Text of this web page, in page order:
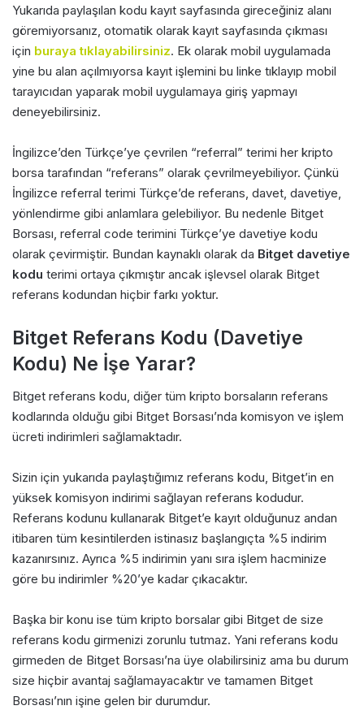
Yukarıda paylaşılan kodu kayıt sayfasında gireceğiniz alanı
göremiyorsanız, otomatik olarak kayıt sayfasında çıkması
için buraya tıklayabilirsiniz. Ek olarak mobil uygulamada
yine bu alan açılmıyorsa kayıt işlemini bu linke tıklayıp mobil
tarayıcıdan yaparak mobil uygulamaya giriş yapmayı
deneyebilirsiniz.
İngilizce’den Türkçe’ye çevrilen “referral” terimi her kripto
borsa tarafından “referans” olarak çevrilmeyebiliyor. Çünkü
İngilizce referral terimi Türkçe’de referans, davet, davetiye,
yönlendirme gibi anlamlara gelebiliyor. Bu nedenle Bitget
Borsası, referral code terimini Türkçe’ye davetiye kodu
olarak çevirmiştir. Bundan kaynaklı olarak da Bitget davetiye
kodu terimi ortaya çıkmıştır ancak işlevsel olarak Bitget
referans kodundan hiçbir farkı yoktur.
Bitget Referans Kodu (Davetiye
Kodu) Ne İşe Yarar?
Bitget referans kodu, diğer tüm kripto borsaların referans
kodlarında olduğu gibi Bitget Borsası’nda komisyon ve işlem
ücreti indirimleri sağlamaktadır.
Sizin için yukarıda paylaştığımız referans kodu, Bitget’in en
yüksek komisyon indirimi sağlayan referans kodudur.
Referans kodunu kullanarak Bitget’e kayıt olduğunuz andan
itibaren tüm kesintilerden istinasız başlangıçta %5 indirim
kazanırsınız. Ayrıca %5 indirimin yanı sıra işlem hacminize
göre bu indirimler %20’ye kadar çıkacaktır.
Başka bir konu ise tüm kripto borsalar gibi Bitget de size
referans kodu girmenizi zorunlu tutmaz. Yani referans kodu
girmeden de Bitget Borsası’na üye olabilirsiniz ama bu durum
size hiçbir avantaj sağlamayacaktır ve tamamen Bitget
Borsası’nın işine gelen bir durumdur.